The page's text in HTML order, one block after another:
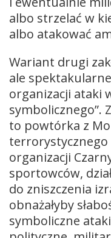
albo strzelać w
albo atakować
Wariant drugi
ale
organizacji ataki
symbolicznego”.
to powtórka z
terrorystycznego
organizacji
sportowców,
do zniszczenia
obnażałyby
symboliczne